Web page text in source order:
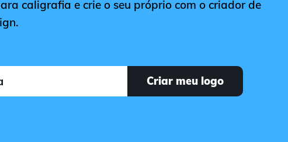
caligrafia e crie o seu próprio com o criador de
Criar meu logo